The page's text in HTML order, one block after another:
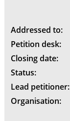
Addressed to:
Petition desk:
Closing date:
Status:
Lead petitioner:
Organisation: